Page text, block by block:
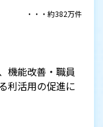
・・・約382万件
機能改善・職員
利活用の促進に